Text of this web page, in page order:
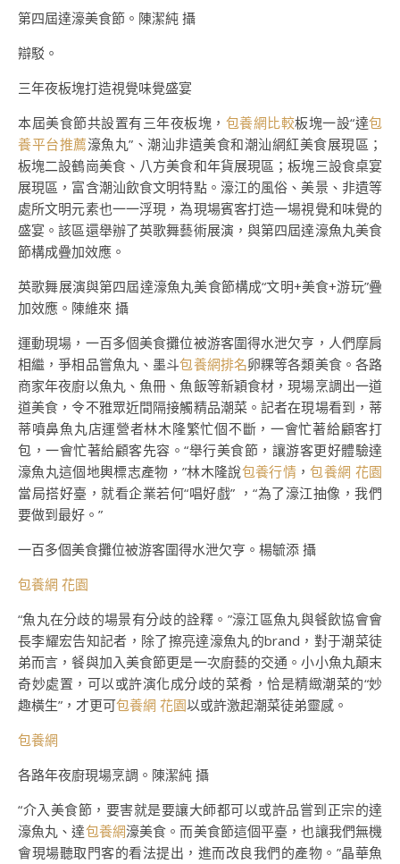
第四屆達濠美食節。陳潔純 攝
辯駁。
三年夜板塊打造視覺味覺盛宴
本屆美食節共設置有三年夜板塊， 包養網比較板塊一設“達包
養平台推薦濠魚丸”、潮汕非遺美食和潮汕網紅美食展現區；
板塊二設鶴崗美食、八方美食和年貨展現區；板塊三設食桌宴
展現區，富含潮汕飲食文明特點。濠江的風俗、美景、非遺等
處所文明元素也一一浮現，為現場賓客打造一場視覺和味覺的
盛宴。該區還舉辦了英歌舞藝術展演，與第四屆達濠魚丸美食
節構成疊加效應。
英歌舞展演與第四屆達濠魚丸美食節構成“文明+美食+游玩”疊
加效應。陳維來 攝
運動現場，一百多個美食攤位被游客圍得水泄欠亨，人們摩肩
相繼，爭相品嘗魚丸、墨斗包養網排名卵粿等各類美食。各路
商家年夜廚以魚丸、魚冊、魚飯等新穎食材，現場烹調出一道
道美食，令不雅眾近間隔接觸精品潮菜。記者在現場看到，蒂
蒂噴鼻魚丸店運營者林木隆繁忙個不斷，一會忙著給顧客打
包，一會忙著給顧客先容。“舉行美食節，讓游客更好體驗達
濠魚丸這個地輿標志產物，”林木隆說包養行情 ，包養網 花園
當局搭好臺，就看企業若何“唱好戲” ，“為了濠江抽像，我們
要做到最好。”
一百多個美食攤位被游客圍得水泄欠亨。楊毓添 攝
包養網 花園
“魚丸在分歧的場景有分歧的詮釋。”濠江區魚丸與餐飲協會會
長李耀宏告知記者，除了擦亮達濠魚丸的brand，對于潮菜徒
弟而言，餐與加入美食節更是一次廚藝的交通。小小魚丸顛末
奇妙處置，可以或許演化成分歧的菜肴，恰是精緻潮菜的“妙
趣橫生”，才更可包養網 花園以或許激起潮菜徒弟靈感。
包養網
各路年夜廚現場烹調。陳潔純 攝
“介入美食節，要害就是要讓大師都可以或許品嘗到正宗的達
濠魚丸、達包養網濠美食。而美食節這個平臺，也讓我們無機
會現場聽取門客的看法提出，進而改良我們的產物。”晶華魚